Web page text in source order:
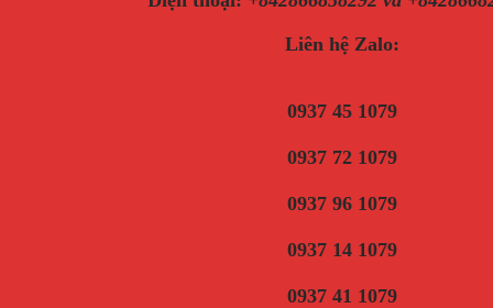
Liên hệ Zalo:
0937 45 1079
0937 72 1079
0937 96 1079
0937 14 1079
0937 41 1079